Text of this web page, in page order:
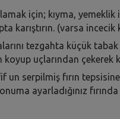
için; kıyma,
karıştırın. (varsa incecik
tezgahta küçük
koyup uçlarından
serpilmiş fırın
ayarladığınız